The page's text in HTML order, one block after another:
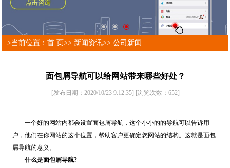
>当前位置：首 页>> 新闻资讯>>公司新闻
面包屑导航可以给网站带来哪些好处？
[发布日期：2020/10/23 9:12:35] [浏览次数：652]
一个好的网站内都会设置面包屑导航，这个小小的的导航可以告诉用
户，他们在你网站的这个位置，帮助客户更确定您网站的结构。这就是面包
屑导航的意义。
什么是面包屑导航?